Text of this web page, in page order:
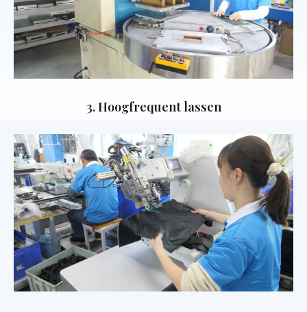
3. Hoogfrequent lassen